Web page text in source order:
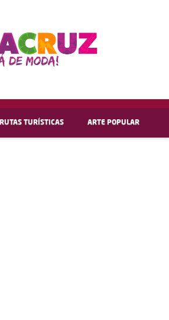
RUTAS TURÍSTICAS ARTE POPULAR